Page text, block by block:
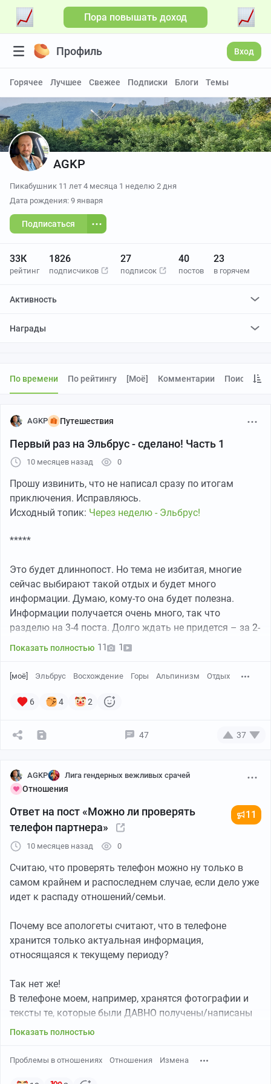
Пора повышать доход
Профиль Вход
Горячее Лучшее Свежее Подписки Блоги Темы
AGKP
Пикабушник 11 лет 4 месяца 1 неделю 2 дня
Дата рождения: 9 января
Подписаться
33К
рейтинг
1826
подписчиков
27
подписок
40
постов
23
в горячем
Активность
отредактировал
Награды
По времени По рейтингу [моё] Комментарии Поиск
AGKP Путешествия
Первый раз на Эльбрус - сделано! Часть 1
10 месяцев назад 0
Прошу извинить, что не написал сразу по итогам
приключения. Исправляюсь.
Исходный топик: Через неделю - Эльбрус!
*****
Это будет длиннопост. Но тема не избитая, многие
сейчас выбирают такой отдых и будет много
информации. Думаю, кому-то она будет полезна.
Информации получается очень много, так что
разделю на 3-4 поста. Долго ждать не придется – за 2-
3 дня опубликую все.
*****
Для начала надо сказать, что мысль взойти на
альпинист и горы были не выше 2500 м. в Архызе,
Абхазии и Китае. Как турист. Но захотелось что-то
предложений, то однажды я не выдержал и взял. Вот
просто взял и купил. Посмотрел отзывы, поискал
туристическом маркетплейсе. Позвонил девушке и
сообщил: "Поздравляю! Мы идем на Эльбрус!"
много по ним ходила, но не выше 3500.
*****
Что важно! во всех объявлениях написано: "Эльбрус
для всех, любой человек в нормальном физическом
состоянии может подняться! Для новичков!"
Я всю жизнь в спорте, но был перерыв. Конечно, мы (я
и девушка) начали готовиться. Правда, поздновато - у
нас было всего 2 месяца. И то они прерывались
5-6-7 дней в неделю. Чередование силовых и кардио.
Упор - на спину и ноги. Очень классный тренажер,
Показать полностью 11 1
[моё] Эльбрус Восхождение Горы Альпинизм Отдых
6 4 2
47 37
AGKP Лига гендерных вежливых срачей
Отношения
Ответ на пост «Можно ли проверять
телефон партнера»
11
10 месяцев назад 0
Считаю, что проверять телефон можно ну только в
самом крайнем и распоследнем случае, если дело уже
идет к распаду отношений/семьи.
Почему все апологеты считают, что в телефоне
хранится только актуальная информация,
относящаяся к текущему периоду?
Так нет же!
В телефоне моем, например, хранятся фотографии и
тексты те, которые были ДАВНО получены/написаны
еще ДО текущих отношений, но которые не следует
храниться такие тексты. Десяток лет!
Показать полностью
Проблемы в отношениях Отношения Измена